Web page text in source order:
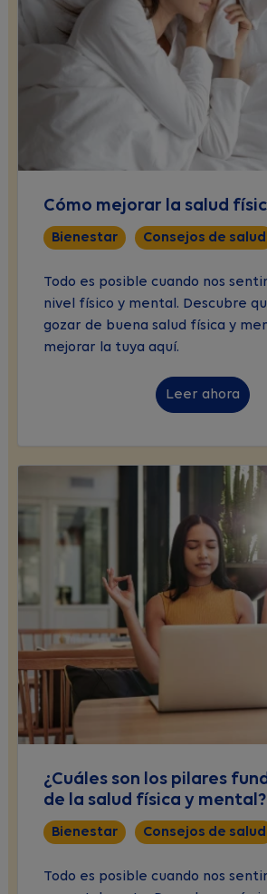
Cómo mejorar la salud
Bienestar Consejos de salud
Todo es posible cuando nos
nivel físico y mental. Descubre
gozar de buena salud física y
mejorar la tuya aquí.
Leer ahora
¿Cuáles son los pilares
de la salud física y mental?
Bienestar Consejos de salud
Todo es posible cuando nos